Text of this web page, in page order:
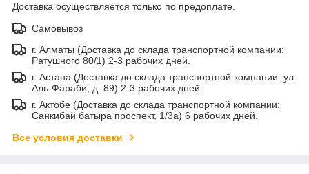
Доставка осуществляется только по предоплате.
Самовывоз
г. Алматы (Доставка до склада транспортной компании:
Ратушного 80/1) 2-3 рабочих дней.
г. Астана (Доставка до склада транспортной компании: ул.
Аль-Фараби, д. 89) 2-3 рабочих дней.
г. Актобе (Доставка до склада транспортной компании:
Санкибай батыра проспект, 1/3а) 6 рабочих дней.
Все условия доставки